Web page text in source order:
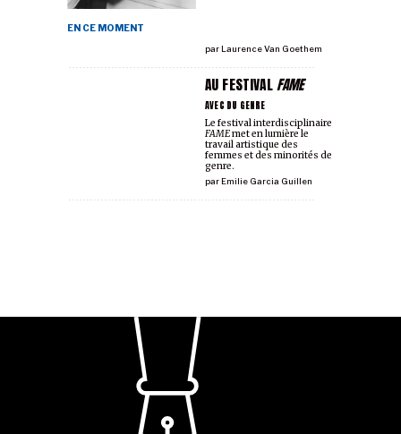
EN CE MOMENT
parLaurence Van Goethem
AU FESTIVALFAME
AVEC DU GENRE
parEmilie Garcia Guillen
Le festival interdisciplinaire
FAMEmet en lumière le
travail artistique des
femmes et des minorités de
genre.